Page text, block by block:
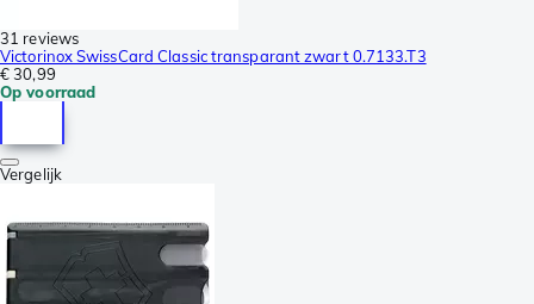
31 reviews
Victorinox SwissCard Classic transparant zwart 0.7133.T3
€ 30,99
Op voorraad
Vergelijk